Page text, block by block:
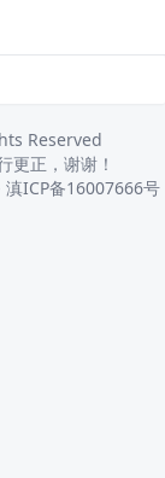
Reserved
更正，谢谢！
滇ICP备16007666号